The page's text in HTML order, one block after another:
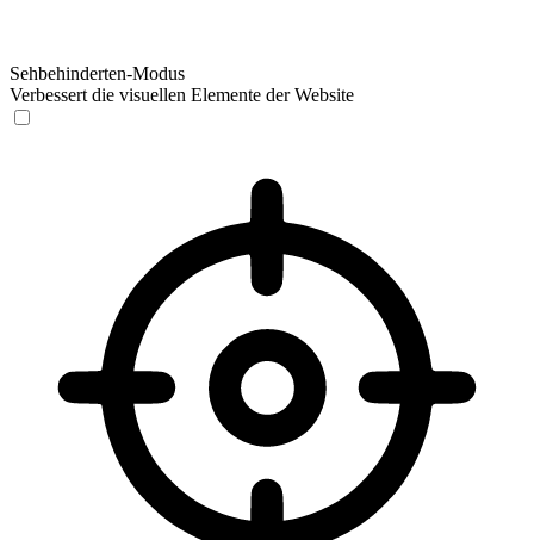
Sehbehinderten-Modus
Verbessert die visuellen Elemente der Website